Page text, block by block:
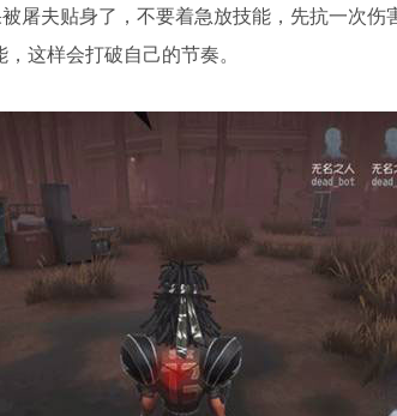
屠夫贴身了，不要着急放技能，先抗一次伤
这样会打破自己的节奏。